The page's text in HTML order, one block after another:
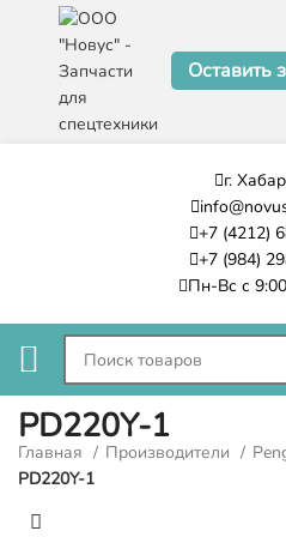
Оставить
г.
+7 (4212)
+7 (984)
Пн-Вс с
PD220Y-1
Главная Производители
PD220Y-1